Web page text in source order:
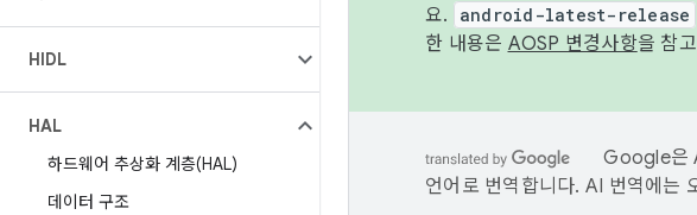
HIDL
HAL
하드웨어 추상화 계층(HAL)
데이터 구조
요.
android-latest-release
한 내용은 AOSP 변경사항을 참
Google은
언어로 번역합니다. AI 번역에는